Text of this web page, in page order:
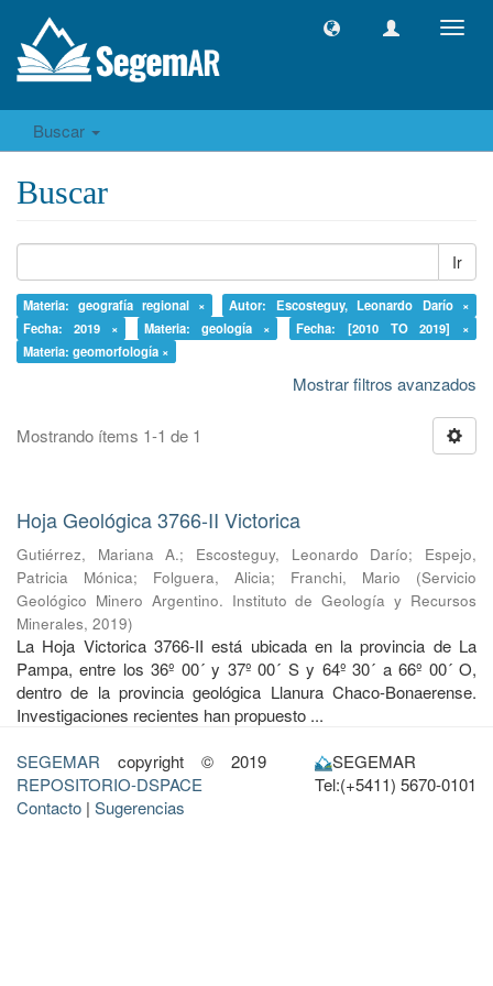
Buscar
Buscar
Ir
Materia: geografía regional ×
Autor: Escosteguy, Leonardo Darío ×
Fecha: 2019 ×
Materia: geología ×
Fecha: [2010 TO 2019] ×
Materia: geomorfología ×
Mostrar filtros avanzados
Mostrando ítems 1-1 de 1
Hoja Geológica 3766-II Victorica
Gutiérrez, Mariana A.; Escosteguy, Leonardo Darío; Espejo,
Patricia Mónica; Folguera, Alicia; Franchi, Mario (Servicio
Geológico Minero Argentino. Instituto de Geología y Recursos
Minerales, 2019)
La Hoja Victorica 3766-II está ubicada en la provincia de La
Pampa, entre los 36º 00´ y 37º 00´ S y 64º 30´ a 66º 00´ O,
dentro de la provincia geológica Llanura Chaco-Bonaerense.
Investigaciones recientes han propuesto ...
SEGEMAR copyright © 2019
REPOSITORIO-DSPACE
Contacto | Sugerencias
SEGEMAR
Tel:(+5411) 5670-0101